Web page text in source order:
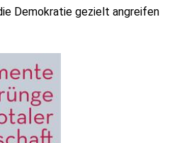
Demokratie gezielt angreifen